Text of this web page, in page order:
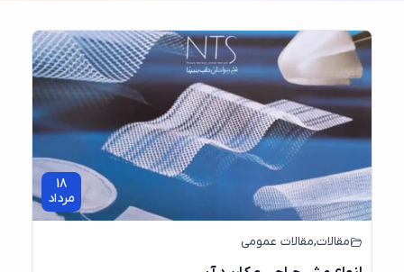
18
مرداد
مقالات,مقالات عمومی